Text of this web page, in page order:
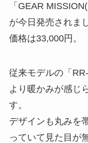
「GEAR
が今日発売されま
価格は33,000円。
従来モデルの「
より暖かみが感じ
す。
デザインも丸みを
っていて見た目が